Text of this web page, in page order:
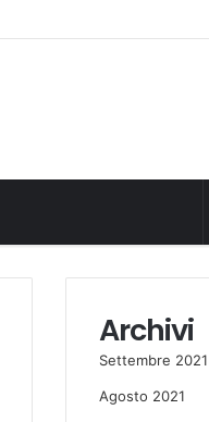
Archivi
Settembre 2021
Agosto 2021